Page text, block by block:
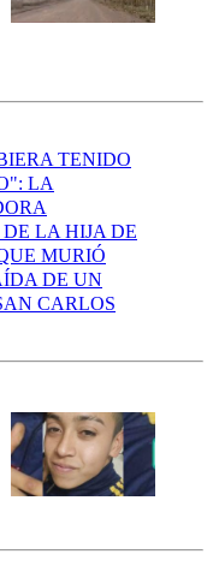
TENIDO
LA
LA HIJA DE
MURIÓ
DE UN
CARLOS